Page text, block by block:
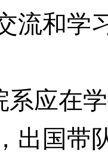
流和学
系应在
出国带